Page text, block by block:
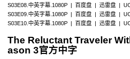
S03E08.中英字幕.1080P | 百度盘 | 迅雷盘 |
S03E09.中英字幕.1080P | 百度盘 | 迅雷盘 |
S03E10.中英字幕.1080P | 百度盘 | 迅雷盘 |
The Reluctant Traveler
ason 3官方中字